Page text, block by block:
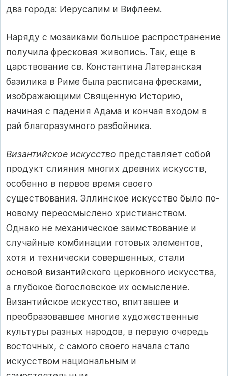
два города: Иерусалим и Вифлеем.
Наряду с мозаиками большое распространение
получила фресковая живопись. Так, еще в
царствование св. Константина Латеранская
базилика в Риме была расписана фресками,
изображающими Священную Историю,
начиная с падения Адама и кончая входом в
рай благоразумного разбойника.
Византийское искусство представляет собой
продукт слияния многих древних искусств,
особенно в первое время своего
существования. Эллинское искусство было по-
новому переосмыслено христианством.
Однако не механическое заимствование и
случайные комбинации готовых элементов,
хотя и технически совершенных, стали
основой византийского церковного искусства,
а глубокое богословское их осмысление.
Византийское искусство, впитавшее и
преобразовавшее многие художественные
культуры разных народов, в первую очередь
восточных, с самого своего начала стало
искусством национальным и